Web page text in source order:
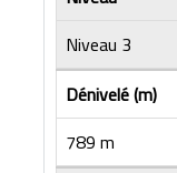
Niveau 3
Dénivelé (m)
789 m